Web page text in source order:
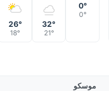
0°
0°
32°
21°
26°
18°
موسكو